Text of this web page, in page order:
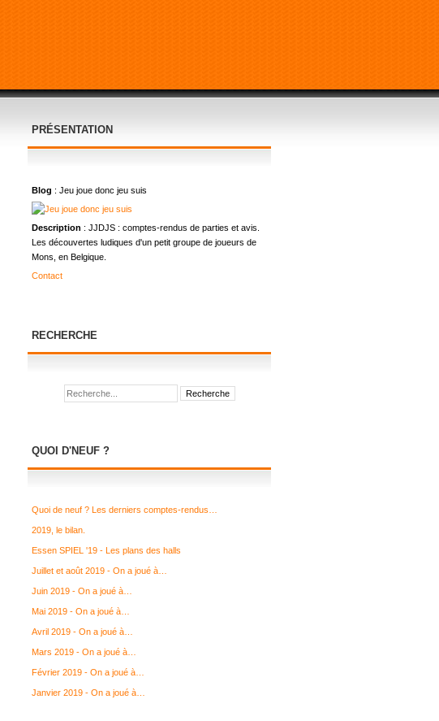
PRÉSENTATION
Blog : Jeu joue donc jeu suis
Description : JJDJS : comptes-rendus de parties et avis.
Les découvertes ludiques d'un petit groupe de joueurs de
Mons, en Belgique.
Contact
RECHERCHE
QUOI D'NEUF ?
Quoi de neuf ? Les derniers comptes-rendus…
2019, le bilan.
Essen SPIEL '19 - Les plans des halls
Juillet et août 2019 - On a joué à…
Juin 2019 - On a joué à…
Mai 2019 - On a joué à…
Avril 2019 - On a joué à…
Mars 2019 - On a joué à…
Février 2019 - On a joué à…
Janvier 2019 - On a joué à…